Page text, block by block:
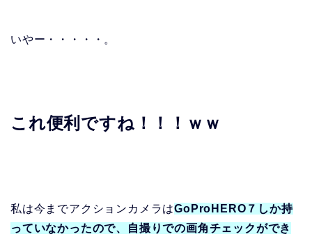
いやー・・・・・。
これ便利ですね！！！ｗｗ
私は今までアクションカメラはGoProHERO７しか持
っていなかったので、自撮りでの画角チェックができ